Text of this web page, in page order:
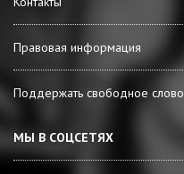
Правовая информация
Поддержать свободное слово
МЫ В СОЦСЕТЯХ